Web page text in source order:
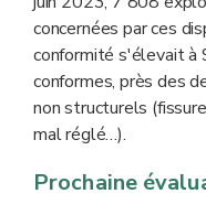
concernées par ces
conformité s'élevait à
conformes, près des
non structurels
mal réglé…).
Prochaine